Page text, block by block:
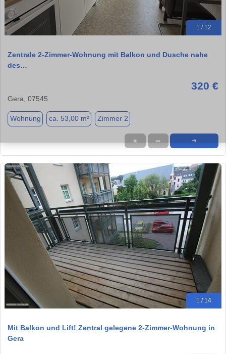
1 / 12
Zentrale 2-Zimmer-Wohnung mit Balkon und Dusche nahe
des…
320 €
Gera, 07545
Wohnung ca. 53,00 m² Zimmer 2
★ ➦ ➜
1 / 14
Mit Balkon und Lift! Zentral gelegene 2-Zimmer-Wohnung in
Gera